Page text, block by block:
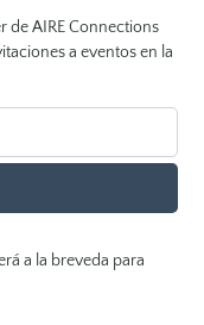
de AIRE Connections
a eventos en la
a la breveda para